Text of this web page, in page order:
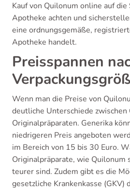
Kauf von Quilonum online auf
Apotheke achten und
eine ordnungsgemäße,
Apotheke handelt.
Preisspannen
Wenn man die Preise von
deutliche Unterschiede zwischen
Originalpräparaten. Generika
niedrigeren Preis angeboten
im Bereich von 15 bis 30 Euro.
Originalpräparate, wie
teurer sind. Zudem gibt es die
gesetzliche Krankenkasse (GKV)